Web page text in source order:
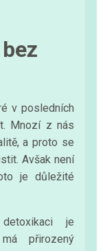
v posledních
Mnozí z nás
a proto se
Avšak není
je důležité
je
přirozený